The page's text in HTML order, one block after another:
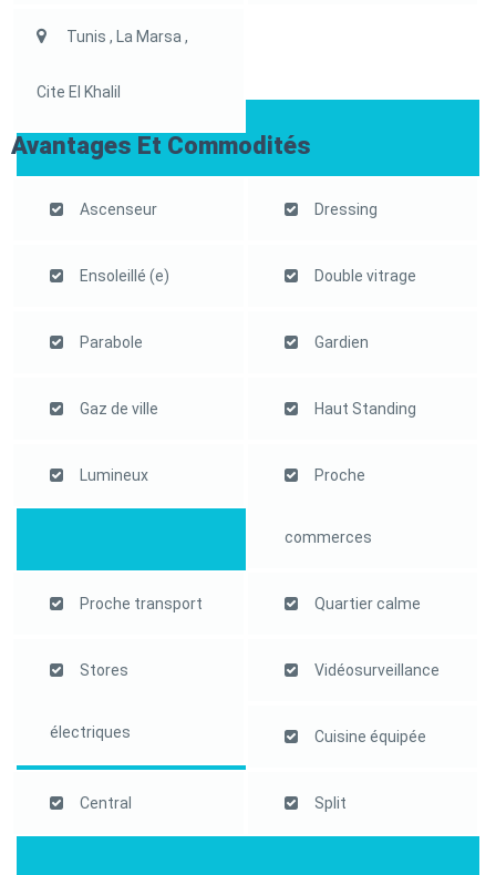
Tunis , La Marsa ,
Cite El Khalil
Avantages Et Commodités
Ascenseur Dressing
Ensoleillé (e) Double vitrage
Parabole Gardien
Gaz de ville Haut Standing
Lumineux Proche
commerces
Proche transport Quartier calme
Stores
électriques
Vidéosurveillance
Cuisine équipée
Central Split